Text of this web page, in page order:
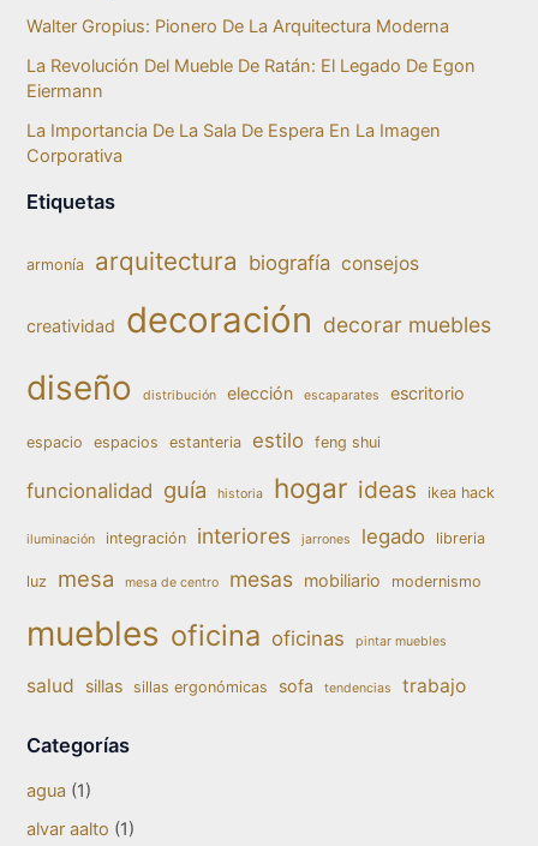
Walter Gropius: Pionero De La Arquitectura Moderna
La Revolución Del Mueble De Ratán: El Legado De Egon
Eiermann
La Importancia De La Sala De Espera En La Imagen
Corporativa
Etiquetas
armonía arquitectura biografía consejos
creatividad decoración decorar muebles
diseño distribución elección escaparates escritorio
espacio espacios estanteria estilo feng shui
funcionalidad guía historia hogar ideas ikea hack
iluminación integración interiores jarrones legado libreria
luz mesa mesa de centro mesas mobiliario modernismo
muebles oficina oficinas pintar muebles
salud sillas sillas ergonómicas sofa tendencias trabajo
Categorías
agua (1)
alvar aalto (1)